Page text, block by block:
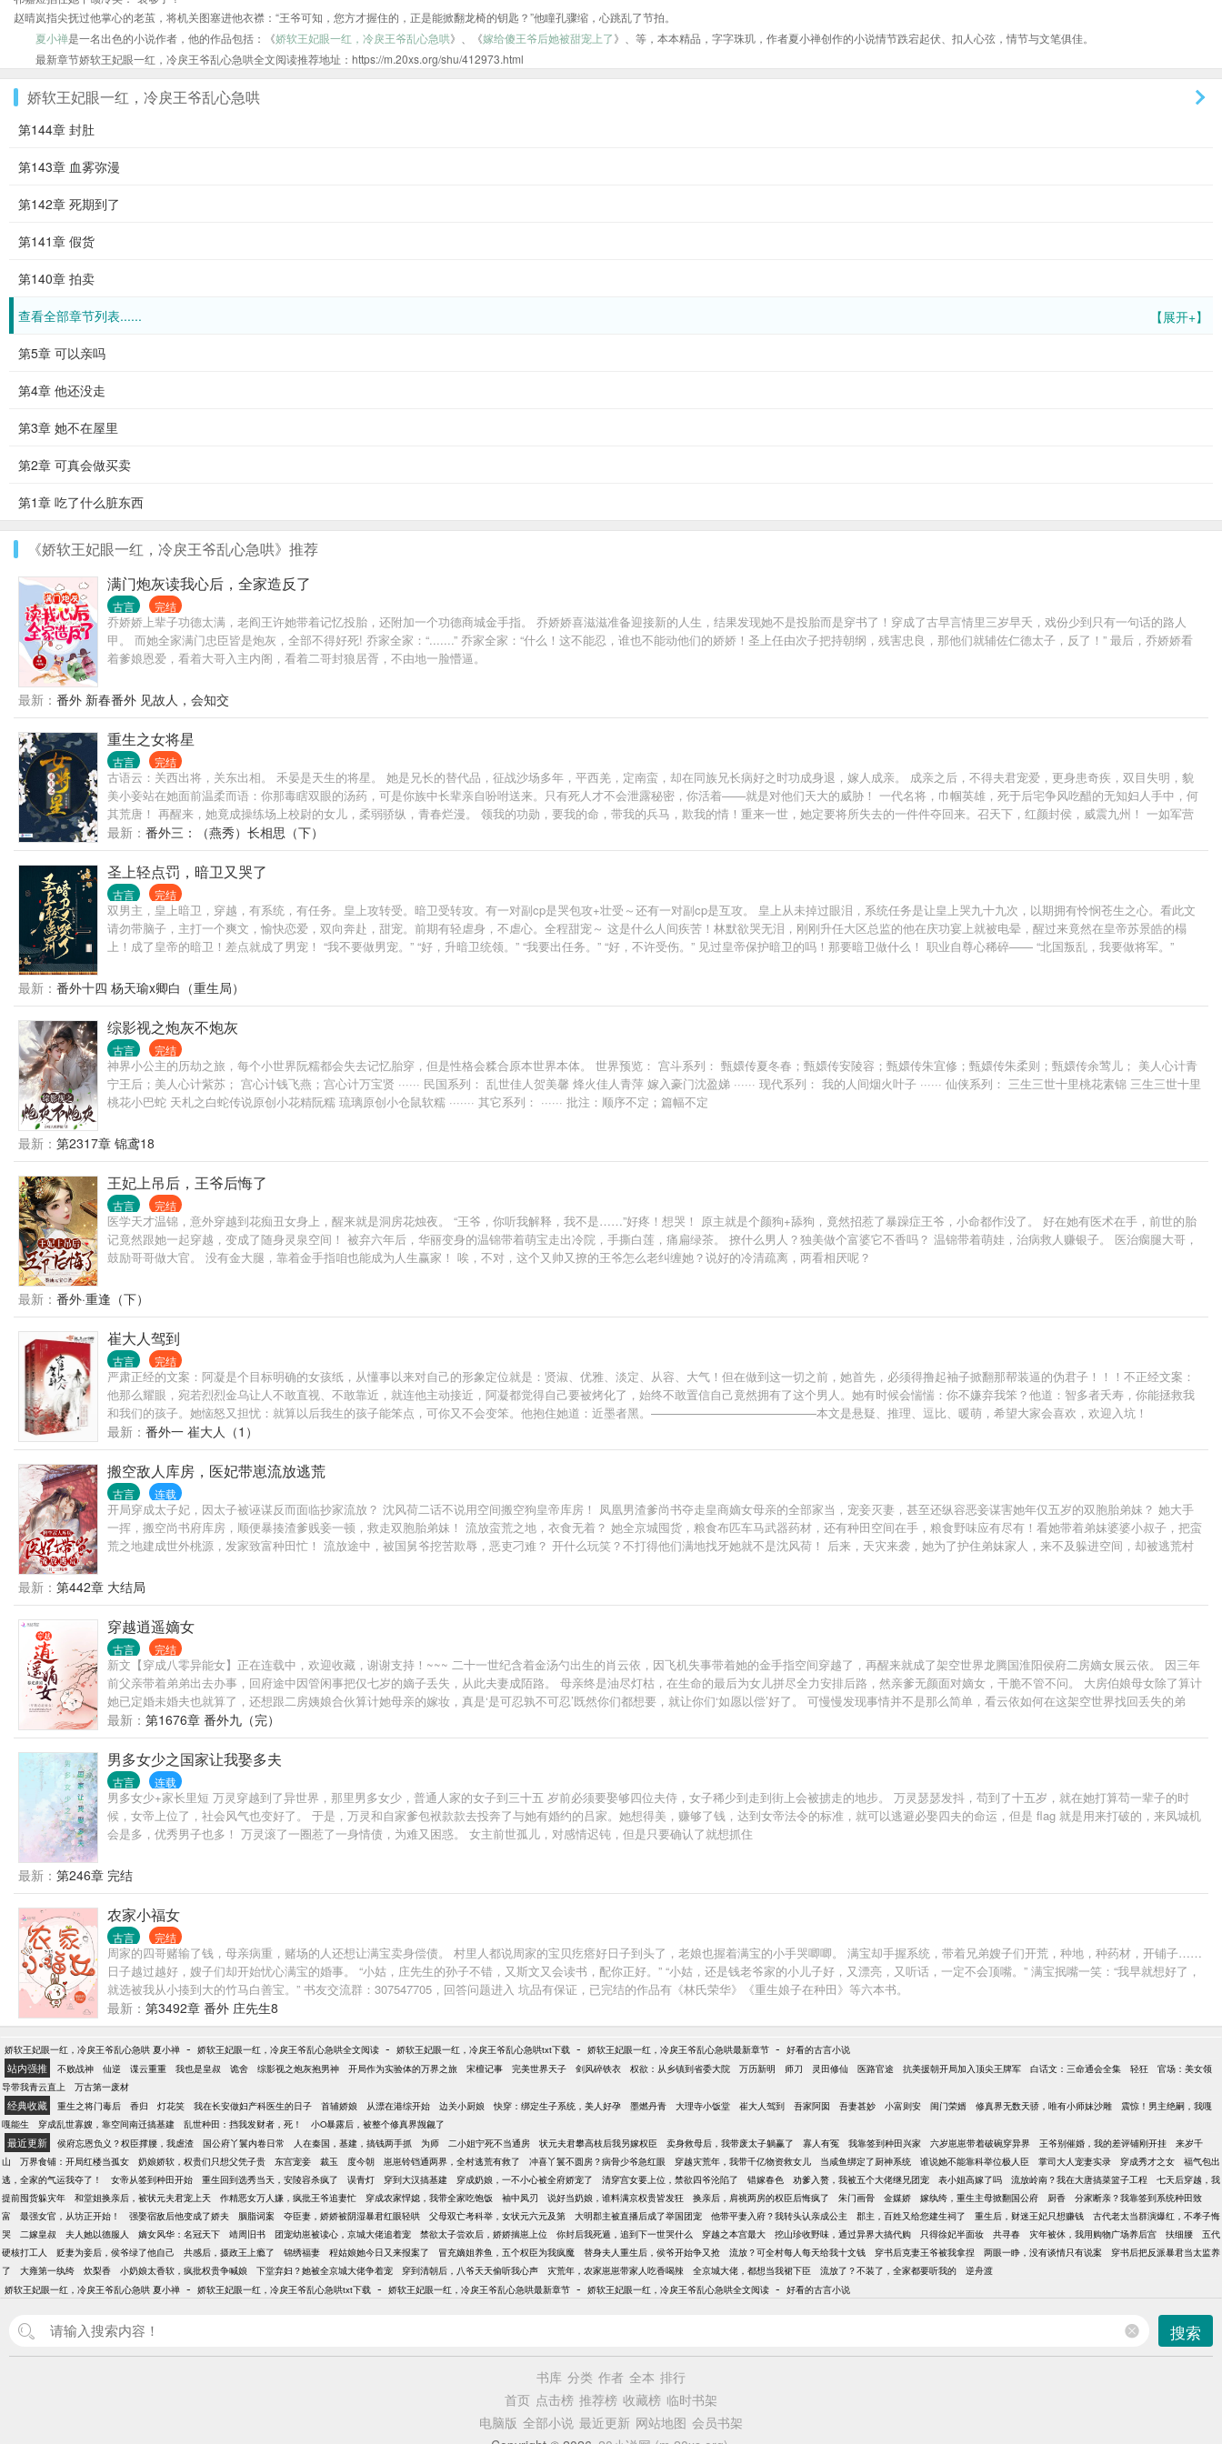
赵晴岚指尖抚过他掌心的老茧，将机关图塞进他衣襟：“王爷可知，您方才握住的，正是能掀翻龙椅的钥匙？”他瞳孔骤缩，心跳乱了节拍。
夏小禅是一名出色的小说作者，他的作品包括：《娇软王妃眼一红，冷戾王爷乱心急哄》、《嫁给傻王爷后她被甜宠上了》、等，本本精品，字字珠玑，作者夏小禅创作的小说情节跌宕起伏、扣人心弦，情节与文笔俱佳。
最新章节娇软王妃眼一红，冷戾王爷乱心急哄全文阅读推荐地址：https://m.20xs.org/shu/412973.html
娇软王妃眼一红，冷戾王爷乱心急哄
第144章 封肚
第143章 血雾弥漫
第142章 死期到了
第141章 假货
第140章 拍卖
【展开+】
查看全部章节列表......
第5章 可以亲吗
第4章 他还没走
第3章 她不在屋里
第2章 可真会做买卖
第1章 吃了什么脏东西
《娇软王妃眼一红，冷戾王爷乱心急哄》推荐
满门炮灰读我心后，全家造反了
古言 完结
乔娇娇上辈子功德太满，老阎王许她带着记忆投胎，还附加一个功德商城金手指。 乔娇娇喜滋滋准备迎接新的人生，结果发现她不是投胎而是穿书了！穿成了古早言情里三岁早夭，戏份少到只有一句话的路人
甲。 而她全家满门忠臣皆是炮灰，全部不得好死! 乔家全家：“.......” 乔家全家：“什么！这不能忍，谁也不能动他们的娇娇！圣上任由次子把持朝纲，残害忠良，那他们就辅佐仁德太子，反了！” 最后，乔娇娇看
着爹娘恩爱，看着大哥入主内阁，看着二哥封狼居胥，不由地一脸懵逼。
最新： 番外 新春番外 见故人，会知交
重生之女将星
古言 完结
古语云：关西出将，关东出相。 禾晏是天生的将星。 她是兄长的替代品，征战沙场多年，平西羌，定南蛮，却在同族兄长病好之时功成身退，嫁人成亲。 成亲之后，不得夫君宠爱，更身患奇疾，双目失明，貌
美小妾站在她面前温柔而语：你那毒瞎双眼的汤药，可是你族中长辈亲自吩咐送来。只有死人才不会泄露秘密，你活着——就是对他们天大的威胁！ 一代名将，巾帼英雄，死于后宅争风吃醋的无知妇人手中，何
其荒唐！ 再醒来，她竟成操练场上校尉的女儿，柔弱骄纵，青春烂漫。 领我的功勋，要我的命，带我的兵马，欺我的情！重来一世，她定要将所失去的一件件夺回来。召天下，红颜封侯，威震九州！ 一如军营
深似海，这不，一开始就遇到了她前世的死对头，那个“兵锋所指，威惊绝域”的少年将军。 很飒的女将军xA爆了的狼系少年，双将军设定，请支持正版茶~
最新： 番外三：（燕秀）长相思（下）
圣上轻点罚，暗卫又哭了
古言 完结
双男主，皇上暗卫，穿越，有系统，有任务。皇上攻转受。暗卫受转攻。有一对副cp是哭包攻+壮受～还有一对副cp是互攻。 皇上从未掉过眼泪，系统任务是让皇上哭九十九次，以期拥有怜悯苍生之心。看此文
请勿带脑子，主打一个爽文，愉快恋爱，双向奔赴，甜宠。前期有轻虐身，不虐心。全程甜宠～ 这是什么人间疾苦！林默欲哭无泪，刚刚升任大区总监的他在庆功宴上就被电晕，醒过来竟然在皇帝苏景皓的榻
上！成了皇帝的暗卫！差点就成了男宠！ “我不要做男宠。” “好，升暗卫统领。” “我要出任务。” “好，不许受伤。” 见过皇帝保护暗卫的吗！那要暗卫做什么！ 职业自尊心稀碎—— “北国叛乱，我要做将军。”
最新： 番外十四 杨天瑜x卿白（重生局）
综影视之炮灰不炮灰
古言 完结
神界小公主的历劫之旅，每个小世界阮糯都会失去记忆胎穿，但是性格会糅合原本世界本体。 世界预览： 宫斗系列： 甄嬛传夏冬春；甄嬛传安陵容；甄嬛传朱宜修；甄嬛传朱柔则；甄嬛传余莺儿； 美人心计青
宁王后；美人心计紫苏； 宫心计钱飞燕；宫心计万宝贤 ······ 民国系列： 乱世佳人贺美馨 烽火佳人青萍 嫁入豪门沈盈娣 ······ 现代系列： 我的人间烟火叶子 ······ 仙侠系列： 三生三世十里桃花素锦 三生三世十里
桃花小巴蛇 天札之白蛇传说原创小花精阮糯 琉璃原创小仓鼠软糯 ······· 其它系列： ······ 批注：顺序不定；篇幅不定
最新： 第2317章 锦鸢18
王妃上吊后，王爷后悔了
古言 完结
医学天才温锦，意外穿越到花痴丑女身上，醒来就是洞房花烛夜。 “王爷，你听我解释，我不是……”好疼！想哭！ 原主就是个颜狗+舔狗，竟然招惹了暴躁症王爷，小命都作没了。 好在她有医术在手，前世的胎
记竟然跟她一起穿越，变成了随身灵泉空间！ 被弃六年后，华丽变身的温锦带着萌宝走出冷院，手撕白莲，痛扁绿茶。 撩什么男人？独美做个富婆它不香吗？ 温锦带着萌娃，治病救人赚银子。 医治瘸腿大哥，
鼓励哥哥做大官。 没有金大腿，靠着金手指咱也能成为人生赢家！ 唉，不对，这个又帅又撩的王爷怎么老纠缠她？说好的冷清疏离，两看相厌呢？
最新： 番外·重逢（下）
崔大人驾到
古言 完结
严肃正经的文案：阿凝是个目标明确的女孩纸，从懂事以来对自己的形象定位就是：贤淑、优雅、淡定、从容、大气！但在做到这一切之前，她首先，必须得撸起袖子掀翻那帮装逼的伪君子！！！不正经文案：
他那么耀眼，宛若烈烈金乌让人不敢直视、不敢靠近，就连他主动接近，阿凝都觉得自己要被烤化了，始终不敢置信自己竟然拥有了这个男人。她有时候会惴惴：你不嫌弃我笨？他道：智多者夭寿，你能拯救我
和我们的孩子。她恼怒又担忧：就算以后我生的孩子能笨点，可你又不会变笨。他抱住她道：近墨者黑。——————————————本文是悬疑、推理、逗比、暖萌，希望大家会喜欢，欢迎入坑！
最新： 番外一 崔大人（1）
搬空敌人库房，医妃带崽流放逃荒
古言 连载
开局穿成太子妃，因太子被诬谋反而面临抄家流放？ 沈风荷二话不说用空间搬空狗皇帝库房！ 凤凰男渣爹尚书夺走皇商嫡女母亲的全部家当，宠妾灭妻，甚至还纵容恶妾谋害她年仅五岁的双胞胎弟妹？ 她大手
一挥，搬空尚书府库房，顺便暴揍渣爹贱妾一顿，救走双胞胎弟妹！ 流放蛮荒之地，衣食无着？ 她全京城囤货，粮食布匹车马武器药材，还有种田空间在手，粮食野味应有尽有！看她带着弟妹婆婆小叔子，把蛮
荒之地建成世外桃源，发家致富种田忙！ 流放途中，被国舅爷挖苦欺辱，恶吏刁难？ 开什么玩笑？不打得他们满地找牙她就不是沈风荷！ 后来，天灾来袭，她为了护住弟妹家人，来不及躲进空间，却被逃荒村
还有多少个身份瞒着她？ 男人扣住她的纤腰，笑道：“媳妇，你药师谷神医和天下首富的身份不也瞒着我么？看在孩子都生了仨的份儿上，咱们扯平，好不好？你要不高兴，为夫把天下都给你，好不好？”
最新： 第442章 大结局
穿越逍遥嫡女
古言 完结
新文【穿成八零异能女】正在连载中，欢迎收藏，谢谢支持！~~~ 二十一世纪含着金汤勺出生的肖云依，因飞机失事带着她的金手指空间穿越了，再醒来就成了架空世界龙腾国淮阳侯府二房嫡女展云依。 因三年
前父亲带着弟弟出去办事，回府途中因管闲事把仅七岁的嫡子丢失，从此夫妻成陌路。 母亲终是油尽灯枯，在生命的最后为女儿拼尽全力安排后路，然亲爹无颜面对嫡女，干脆不管不问。 大房伯娘母女除了算计
她已定婚未婚夫也就算了，还想跟二房姨娘合伙算计她母亲的嫁妆，真是‘是可忍孰不可忍’既然你们都想要，就让你们‘如愿以偿’好了。 可慢慢发现事情并不是那么简单，看云依如何在这架空世界找回丢失的弟
弟，培养成人中龙凤，帮着原主和母亲报仇雪恨。 身后传说中铁血冷面神‘战王’之称的睿王爷默默相护，看云依如何逍遥生活这一世。
最新： 第1676章 番外九（完）
男多女少之国家让我娶多夫
古言 连载
男多女少+家长里短 万灵穿越到了异世界，那里男多女少，普通人家的女子到三十五 岁前必须要娶够四位夫侍，女子稀少到走到街上会被掳走的地步。 万灵瑟瑟发抖，苟到了十五岁，就在她打算苟一辈子的时
候，女帝上位了，社会风气也变好了。 于是，万灵和自家爹包袱款款去投奔了与她有婚约的吕家。她想得美，赚够了钱，达到女帝法令的标准，就可以逃避必娶四夫的命运，但是 flag 就是用来打破的，来凤城机
会是多，优秀男子也多！ 万灵滚了一圈惹了一身情债，为难又困惑。 女主前世孤儿，对感情迟钝，但是只要确认了就想抓住
最新： 第246章 完结
农家小福女
古言 完结
周家的四哥赌输了钱，母亲病重，赌场的人还想让满宝卖身偿债。 村里人都说周家的宝贝疙瘩好日子到头了，老娘也握着满宝的小手哭唧唧。 满宝却手握系统，带着兄弟嫂子们开荒，种地，种药材，开铺子……
日子越过越好，嫂子们却开始忧心满宝的婚事。 “小姑，庄先生的孙子不错，又斯文又会读书，配你正好。” “小姑，还是钱老爷家的小儿子好，又漂亮，又听话，一定不会顶嘴。” 满宝抿嘴一笑：“我早就想好了，
就选被我从小揍到大的竹马白善宝。” 书友交流群：307547705，回答问题进入 坑品有保证，已完结的作品有《林氏荣华》《重生娘子在种田》等六本书。
最新： 第3492章 番外 庄先生8
娇软王妃眼一红，冷戾王爷乱心急哄 夏小禅 - 娇软王妃眼一红，冷戾王爷乱心急哄全文阅读 - 娇软王妃眼一红，冷戾王爷乱心急哄txt下载 - 娇软王妃眼一红，冷戾王爷乱心急哄最新章节 - 好看的古言小说
站内强推 不败战神 仙逆 谍云重重 我也是皇叔 诡舍 综影视之炮灰抱男神 开局作为实验体的万界之旅 宋檀记事 完美世界天子 剑风碎铁衣 权欲：从乡镇到省委大院 万历新明 师刀 灵田修仙 医路官途 抗美援朝开局加入顶尖王牌军 白话文：三命通会全集 轻狂
官场：美女领
导带我青云直上
万古第一废材
经典收藏 重生之将门毒后 香归 灯花笑 我在长安做妇产科医生的日子 首辅娇娘 从漂在港综开始 边关小厨娘 快穿：绑定生子系统，美人好孕 墨燃丹青 大理寺小饭堂 崔大人驾到 吾家阿囡 吾妻甚妙 小富则安 闺门荣婿 修真界无数天骄，唯有小师妹沙雕
震惊！男主绝嗣，我嘎
嘎能生
穿成乱世寡嫂，靠空间南迁搞基建 乱世种田：挡我发财者，死！ 小O暴露后，被整个修真界觊觎了
最近更新 侯府忘恩负义？权臣撑腰，我虐渣 国公府丫鬟内卷日常 人在秦国，基建，搞钱两手抓 为师 二小姐宁死不当通房 状元夫君攀高枝后我另嫁权臣 卖身救母后，我带废太子躺赢了 寡人有冤 我靠签到种田兴家 六岁崽崽带着破碗穿异界 王爷别催婚，我的差评铺刚开挂
来岁千
山
万界食铺：开局红楼当孤女 奶娘娇软，权贵们只想父凭子贵 东宫宠妾 裁玉 度今朝 崽崽铃铛通两界，全村逃荒有救了 冲喜丫鬟不圆房？病骨少爷急红眼 穿越灾荒年，我带千亿物资救女儿 当咸鱼绑定了厨神系统 谁说她不能靠科举位极人臣 掌司大人宠妻实录 穿成秀才之女
福气包出
逃，全家的气运我夺了！
女帝从签到种田开始 重生回到选秀当天，安陵容杀疯了 误青灯 穿到大汉搞基建 穿成奶娘，一不小心被全府娇宠了 清穿宫女要上位，禁欲四爷沦陷了 错嫁春色 劝爹入赘，我被五个大佬继兄团宠 表小姐高嫁了吗 流放岭南？我在大唐搞菜篮子工程
七天后穿越，我
提前囤货躲灾年
和堂姐换亲后，被状元夫君宠上天 作精恶女万人嫌，疯批王爷追妻忙 穿成农家悍媳，我带全家吃饱饭 袖中凤刃 说好当奶娘，谁料满京权贵皆发狂 换亲后，肩祧两房的权臣后悔疯了 朱门画骨 金媒娇 嫁纨绔，重生主母掀翻国公府 厨香
分家断亲？我靠签到系统种田致
富
最强女官，从坊正开始！ 强娶宿敌后他变成了娇夫 胭脂词案 夺臣妻，娇娇被阴湿暴君红眼轻哄 父母双亡考科举，女状元六元及第 大明郡主被直播后成了举国团宠 他带平妻入府？我转头认亲成公主 郡主，百姓又给您建生祠了 重生后，财迷王妃只想赚钱
古代老太当群演爆红，不孝子悔
哭
二嫁皇叔 夫人她以德服人 嫡女风华：名冠天下 靖周旧书 团宠幼崽被读心，京城大佬追着宠 禁欲太子尝欢后，娇娇揣崽上位 你封后我死遁，追到下一世哭什么 穿越之本宫最大 挖山珍收野味，通过异界大搞代购 只得徐妃半面妆 共寻春 灾年被休，我用购物广场养后宫 扶细腰
五代
硬核打工人
贬妻为妾后，侯爷绿了他自己 共感后，摄政王上瘾了 锦绣福妻 程姑娘她今日又来报案了 冒充嫡姐养鱼，五个权臣为我疯魔 替身夫人重生后，侯爷开始争又抢 流放？可全村每人每天给我十文钱 穿书后克妻王爷被我拿捏 两眼一睁，没有谈情只有说案
穿书后把反派暴君当太监养
了
大雍第一纨绔 炊梨香 小奶娘太香软，疯批权贵争喊娘 下堂弃妇？她被全京城大佬争着宠 穿到清朝后，八爷天天偷听我心声 灾荒年，农家崽崽带家人吃香喝辣 全京城大佬，都想当我裙下臣 流放了？不装了，全家都要听我的
逆舟渡
娇软王妃眼一红，冷戾王爷乱心急哄 夏小禅 - 娇软王妃眼一红，冷戾王爷乱心急哄txt下载 - 娇软王妃眼一红，冷戾王爷乱心急哄最新章节 - 娇软王妃眼一红，冷戾王爷乱心急哄全文阅读 - 好看的古言小说
搜索
书库 分类 作者 全本 排行
首页 点击榜 推荐榜 收藏榜 临时书架
电脑版 全部小说 最近更新 网站地图 会员书架